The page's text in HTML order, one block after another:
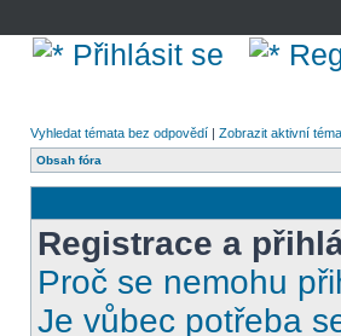
Přihlásit se
Vyhledat témata bez odpovědí | Zobrazit aktivní
Obsah fóra
Registrace a
Proč se nemohu
Je vůbec potřeba